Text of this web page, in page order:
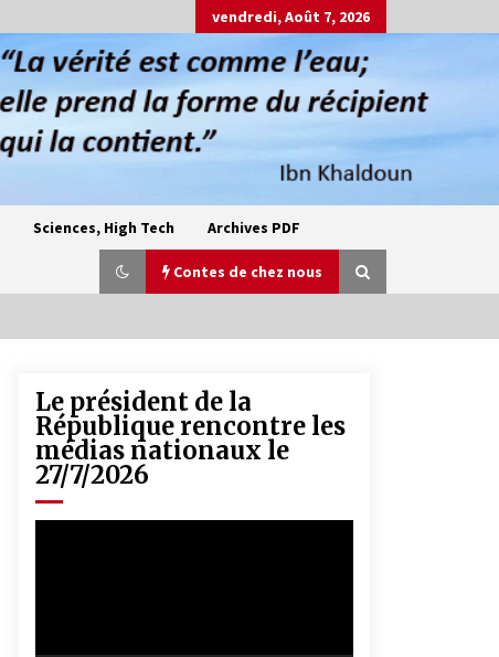
vendredi, Août 7, 2026
Sciences, High Tech Archives PDF
Contes de chez nous
Oum el Gaïla / L’ogresse du M’zab
4 ans ago
5 ans ago
Le président de la
République rencontre les
médias nationaux le
27/7/2026